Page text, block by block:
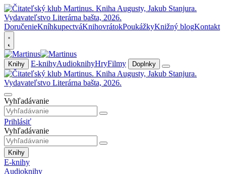
DoručenieKníhkupectváKnihovrátokPoukážkyKnižný blogKontakt
Knihy E-knihyAudioknihyHryFilmy Doplnky
Vyhľadávanie
Prihlásiť
Vyhľadávanie
Knihy
E-knihy
Audioknihy